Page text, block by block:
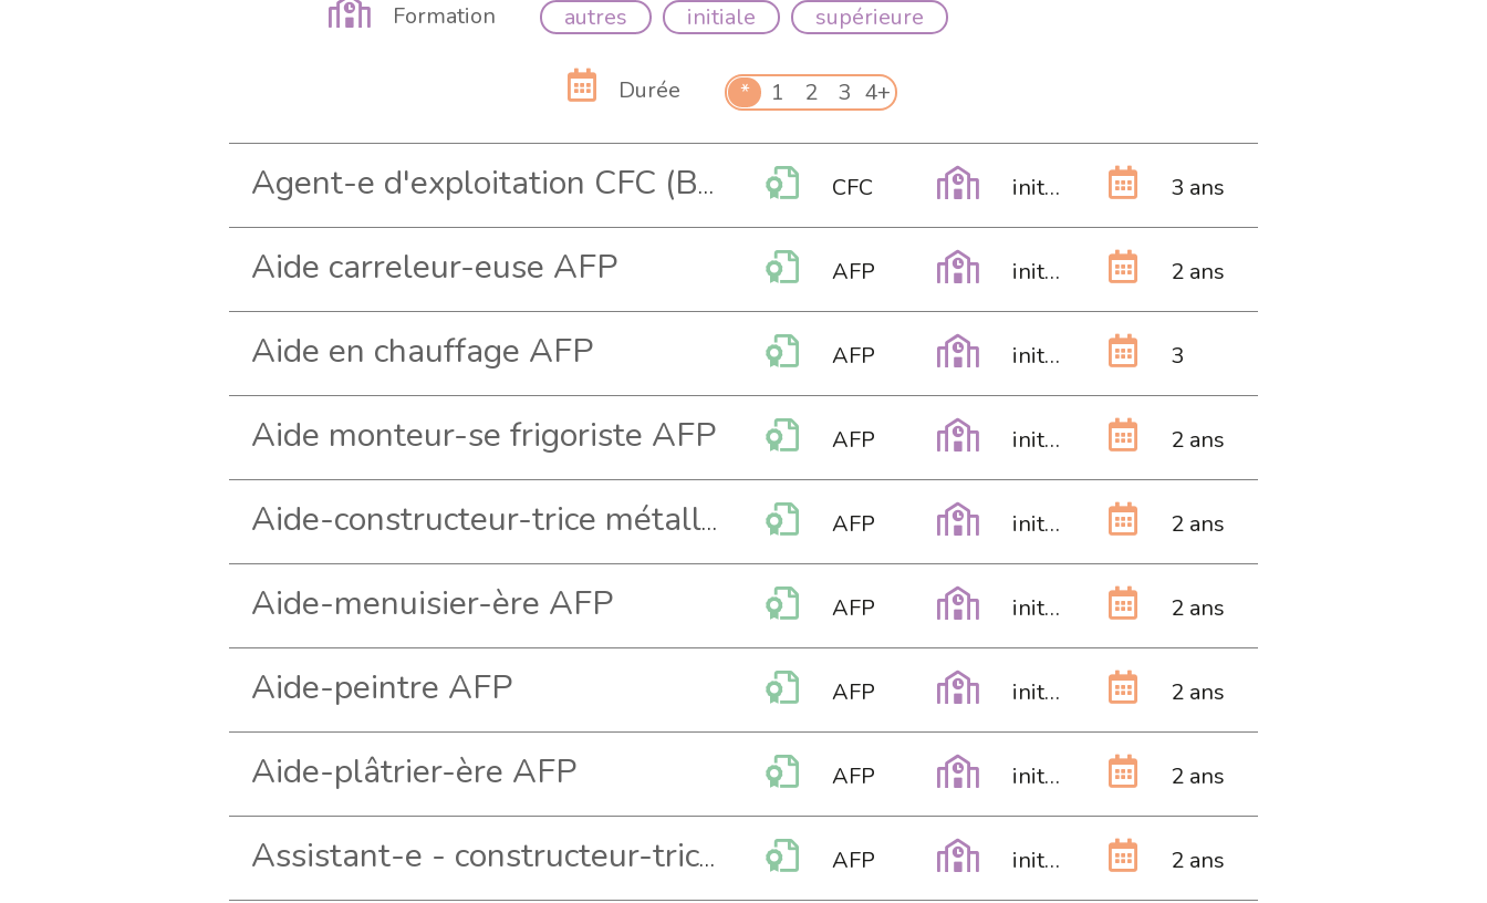
Formation autres initiale supérieure
Durée * 1 2 3 4+
Agent-e d'exploitation CFC (Bâtiment) CFC initiale 3 ans
Aide carreleur-euse AFP AFP initiale 2 ans
Aide en chauffage AFP AFP initiale 3
Aide monteur-se frigoriste AFP AFP initiale 2 ans
Aide-constructeur-trice métallique AFP AFP initiale 2 ans
Aide-menuisier-ère AFP AFP initiale 2 ans
Aide-peintre AFP AFP initiale 2 ans
Aide-plâtrier-ère AFP AFP initiale 2 ans
Assistant-e - constructeur-trice de fondations AFP AFP initiale 2 ans